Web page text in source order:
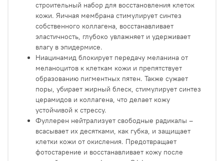
строительный набор для восстановления клеток
кожи. Яичная мембрана стимулирует синтез
собственного коллагена, восстанавливает
эластичность, глубоко увлажняет и удерживает
влагу в эпидермисе.
Ниацинамид блокирует передачу меланина от
меланоцитов к клеткам кожи и препятствует
образованию пигментных пятен. Также сужает
поры, убирает жирный блеск, стимулирует синтез
церамидов и коллагена, что делает кожу
устойчивой к стрессу.
Фуллерен нейтрализует свободные радикалы –
всасывает их десятками, как губка, и защищает
клетки кожи от окисления. Предотвращает
фотостарение и восстанавливает кожу после